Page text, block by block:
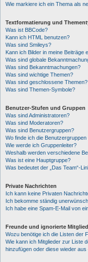
Wie markiere ich ein Thema als
Textformatierung und
Was ist BBCode?
Kann ich HTML benutzen?
Was sind Smileys?
Kann ich Bilder in meine Beiträge
Was sind globale
Was sind Bekanntmachungen?
Was sind wichtige Themen?
Was sind geschlossene Themen?
Was sind Themen-Symbole?
Benutzer-Stufen und Gruppen
Was sind Administratoren?
Was sind Moderatoren?
Was sind Benutzergruppen?
Wo finde ich die
Wie werde ich Gruppenleiter?
Weshalb werden verschiedene
Was ist eine Hauptgruppe?
Was bedeutet der „Das Team“-
Private Nachrichten
Ich kann keine Privaten
Ich bekomme ständig
Ich habe eine Spam-E-Mail von
Freunde und ignorierte
Wozu benötige ich die Listen der
Wie kann ich Mitglieder zur Liste
hinzufügen oder diese wieder